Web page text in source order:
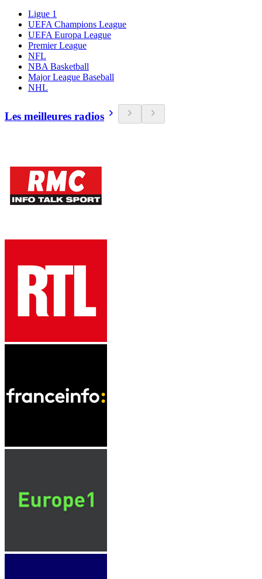
Ligue 1
UEFA Champions League
UEFA Europa League
Premier League
NFL
NBA Basketball
Major League Baseball
NHL
Les meilleures radios